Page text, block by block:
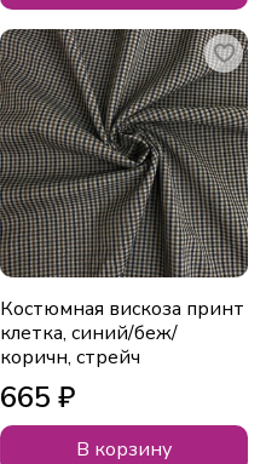
Костюмная вискоза принт
клетка, синий/беж/
коричн, стрейч
665 ₽
В корзину